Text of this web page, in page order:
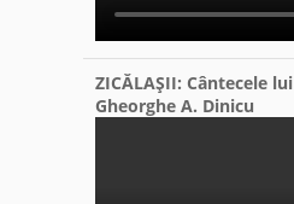
ZICĂLAŞII: Cântecele lui
Gheorghe A. Dinicu